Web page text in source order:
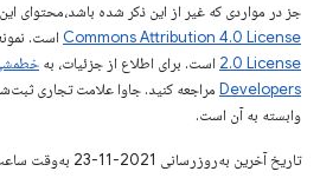
جز در مواردی که غیر از این ذکر شده باشد،‌محتوای
Commons Attribution 4.0 License است.
2.0 License است. برای اطلاع از جزئیات، به
Developers‏
وابسته به آن است.
تاریخ آخرین به‌روزرسانی 2021-11-23 به‌وقت ساعت هماهنگ جهانی.